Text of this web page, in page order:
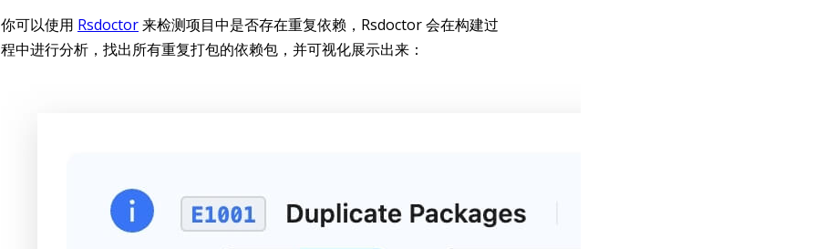
你可以使用 Rsdoctor来检测项目中是否存在重复依赖，Rsdoctor 会在构建过
程中进行分析，找出所有重复打包的依赖包，并可视化展示出来：